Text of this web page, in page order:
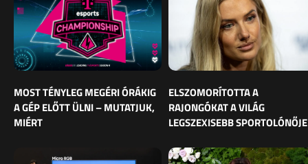
MOST TÉNYLEG MEGÉRI ÓRÁKIG
A GÉP ELŐTT ÜLNI – MUTATJUK,
MIÉRT
ELSZOMORÍTOTTA A
RAJONGÓKAT A VILÁG
LEGSZEXISEBB SPORTOLÓNŐJE